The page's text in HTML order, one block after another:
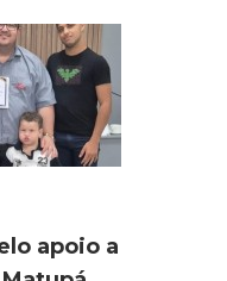
apoio a